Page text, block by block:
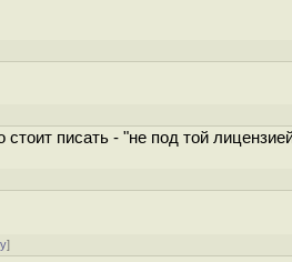
писать - "не под той
]